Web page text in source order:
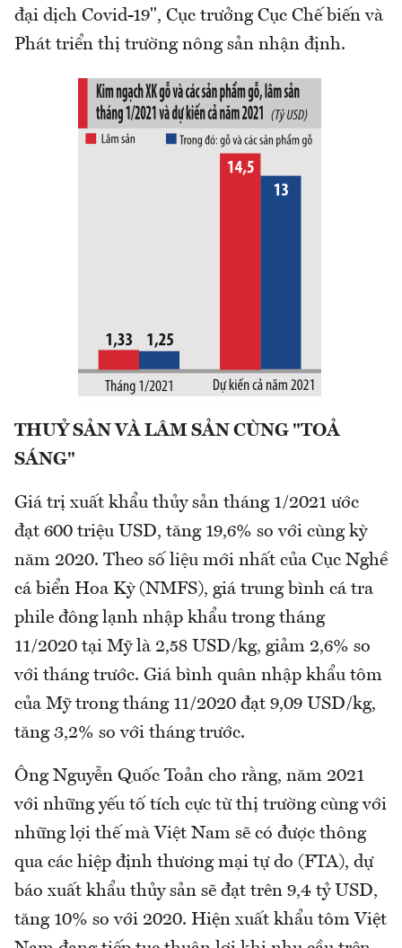
đại dịch Covid-19", Cục trưởng Cục Chế biến và
Phát triển thị trường nông sản nhận định.
THUỶ SẢN VÀ LÂM SẢN CÙNG "TOẢ
SÁNG"
Giá trị xuất khẩu thủy sản tháng 1/2021 ước
đạt 600 triệu USD, tăng 19,6% so với cùng kỳ
năm 2020. Theo số liệu mới nhất của Cục Nghề
cá biển Hoa Kỳ (NMFS), giá trung bình cá tra
phile đông lạnh nhập khẩu trong tháng
11/2020 tại Mỹ là 2,58 USD/kg, giảm 2,6% so
với tháng trước. Giá bình quân nhập khẩu tôm
của Mỹ trong tháng 11/2020 đạt 9,09 USD/kg,
tăng 3,2% so với tháng trước.
Ông Nguyễn Quốc Toản cho rằng, năm 2021
với những yếu tố tích cực từ thị trường cùng với
những lợi thế mà Việt Nam sẽ có được thông
qua các hiệp định thương mại tự do (FTA), dự
báo xuất khẩu thủy sản sẽ đạt trên 9,4 tỷ USD,
tăng 10% so với 2020. Hiện xuất khẩu tôm Việt